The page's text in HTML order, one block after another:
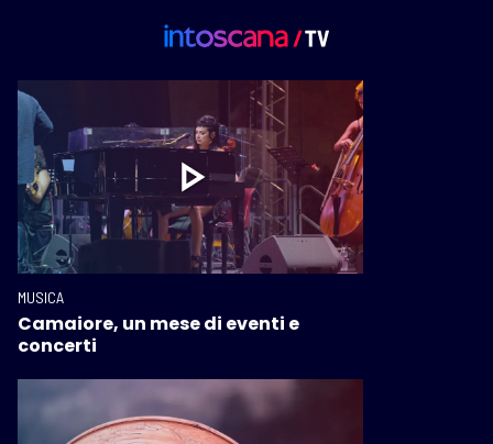
MUSICA
Camaiore, un mese di eventi e
concerti